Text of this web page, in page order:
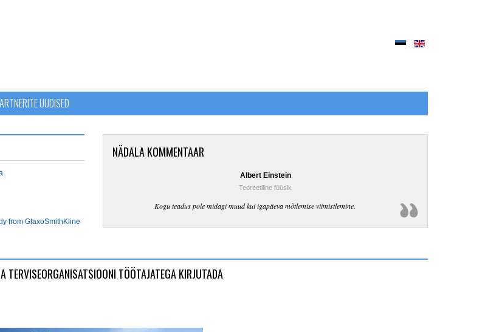
UUDISED
from GlaxoSmithKline
NÄDALA KOMMENTAAR
Albert Einstein
Teoreetiline füüsik
Kogu teadus pole midagi muud kui igapäeva mõtlemise viimistlemine.
TÖÖTAJATEGA KIRJUTADA